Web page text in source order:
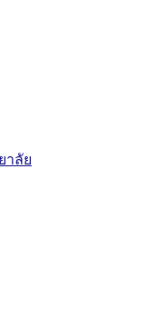
าลัย